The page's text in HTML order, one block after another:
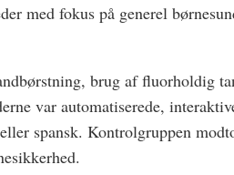
med fokus på generel
brug af fluorholdig
var automatiserede,
spansk. Kontrolgruppen